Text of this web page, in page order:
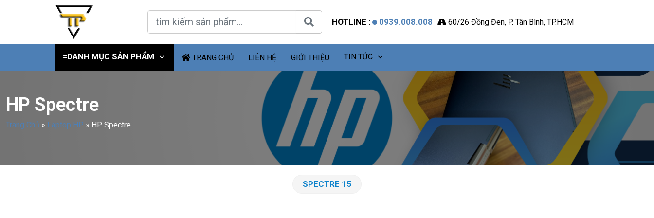
HOTLINE : 0939.008.008 60/26 Đồng Đen, P. Tân Bình, TP.HCM
🟰DANH MỤC SẢN PHẨM TRANG CHỦ LIÊN HỆ GIỚI THIỆU TIN TỨC
HP Spectre
Trang Chủ » Laptop HP » HP Spectre
SPECTRE 15